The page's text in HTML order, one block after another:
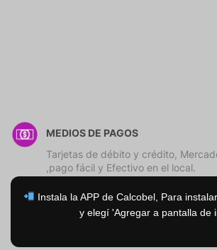
MEDIOS DE PAGOS
Tarjetas de débito y crédito,
,pago fácil y Efectivo en el local.
Instala la APP de Calcobel, Para
y elegí 'Agregar a pantalla de